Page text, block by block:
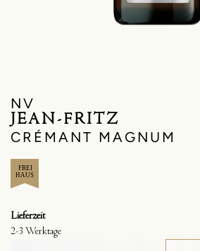
NV
JEAN-FRITZ
CRÉMANT MAGNUM
Lieferzeit
2-3 Werktage